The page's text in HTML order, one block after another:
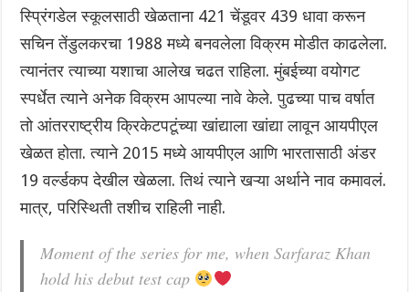
स्प्रिंगडेल स्कूलसाठी खेळताना 421 चेंडूवर 439 धावा करून
सचिन तेंडुलकरचा 1988 मध्ये बनवलेला विक्रम मोडीत काढलेला.
त्यानंतर त्याच्या यशाचा आलेख चढत राहिला. मुंबईच्या वयोगट
स्पर्धेत त्याने अनेक विक्रम आपल्या नावे केले. पुढच्या पाच वर्षात
तो आंतरराष्ट्रीय क्रिकेटपटूंच्या खांद्याला खांद्या लावून आयपीएल
खेळत होता. त्याने 2015 मध्ये आयपीएल आणि भारतासाठी अंडर
19 वर्ल्डकप देखील खेळला. तिथं त्याने खऱ्या अर्थाने नाव कमावलं.
मात्र, परिस्थिती तशीच राहिली नाही.
Moment of the series for me, when Sarfaraz Khan
hold his debut test cap